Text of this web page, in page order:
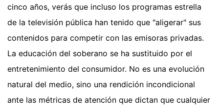
cinco años, verás que incluso los programas estrella
de la televisión pública han tenido que "aligerar" sus
contenidos para competir con las emisoras privadas.
La educación del soberano se ha sustituido por el
entretenimiento del consumidor. No es una evolución
natural del medio, sino una rendición incondicional
ante las métricas de atención que dictan que cualquier